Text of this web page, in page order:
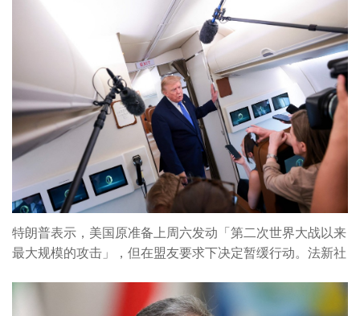
特朗普表示，美国原准备上周六发动「第二次世界大战以来
最大规模的攻击」，但在盟友要求下决定暂缓行动。法新社